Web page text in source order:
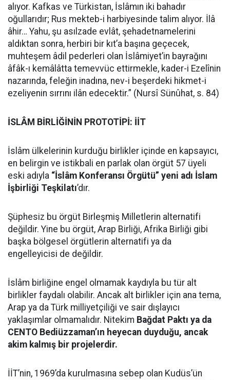
alıyor. Kafkas ve Türkistan, İslâmın iki bahadır
oğullarıdır; Rus mekteb-i harbiyesinde talim alıyor. İlâ
âhir… Yahu, şu asılzade evlât, şehadetnamelerini
aldıktan sonra, herbiri bir kıt’a başına geçecek,
muhteşem âdil pederleri olan İslâmiyet’in bayrağını
âfâk-ı kemâlâtta temevvüc ettirmekle, kader-i Ezelînin
nazarında, feleğin inadına, nev-i beşerdeki hikmet-i
ezeliyenin sırrını ilân edecektir.” (Nursî Sünûhat, s. 84)
İSLÂM BİRLİĞİNİN PROTOTİPİ: İİT
İslâm ülkelerinin kurduğu birlikler içinde en kapsayıcı,
en belirgin ve istikbali en parlak olan örgüt 57 üyeli
eski adıyla “İslâm Konferansı Örgütü” yeni adı İslam
İşbirliği Teşkilatı’dır.
Şüphesiz bu örgüt Birleşmiş Milletlerin alternatifi
değildir. Yine bu örgüt, Arap Birliği, Afrika Birliği gibi
başka bölgesel örgütlerin alternatifi ya da
engelleyicisi de değildir.
İslâm birliğine engel olmamak kaydıyla bu tür alt
birlikler faydalı olabilir. Ancak alt birlikler için ana tema,
Arap ya da Türk milliyetçiliği ve sair dışlayıcı
yaklaşımlar olmamalıdır. Nitekim Bağdat Paktı ya da
CENTO Bediüzzaman’ın heyecan duyduğu, ancak
akim kalmış bir projelerdir.
İİT’nin, 1969’da kurulmasına sebep olan Kudüs’ün